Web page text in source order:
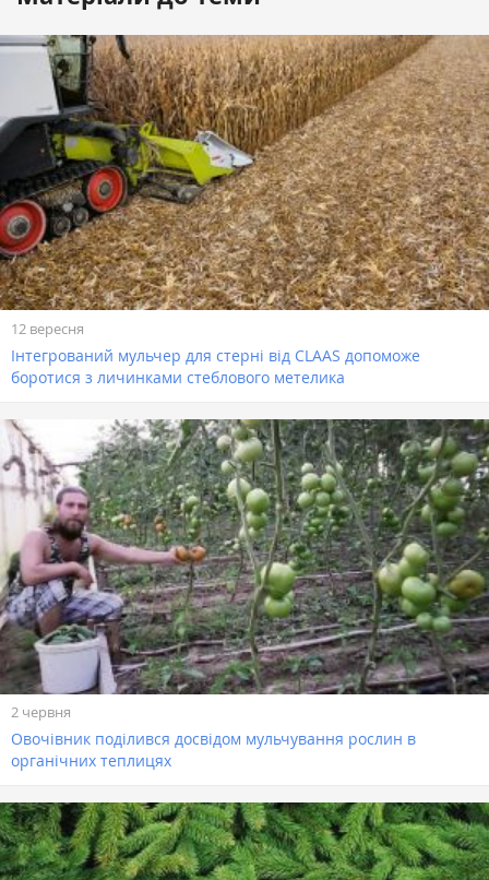
12 вересня
Інтегрований мульчер для стерні від CLAAS допоможе
боротися з личинками стеблового метелика
2 червня
Овочівник поділився досвідом мульчування рослин в
органічних теплицях